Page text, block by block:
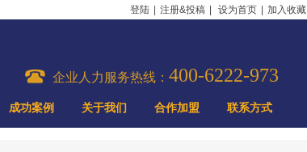
登陆 注册&投稿 设为首页 加入收藏
企业人力服务热线： 400-6222-973
成功案例 关于我们 合作加盟 联系方式